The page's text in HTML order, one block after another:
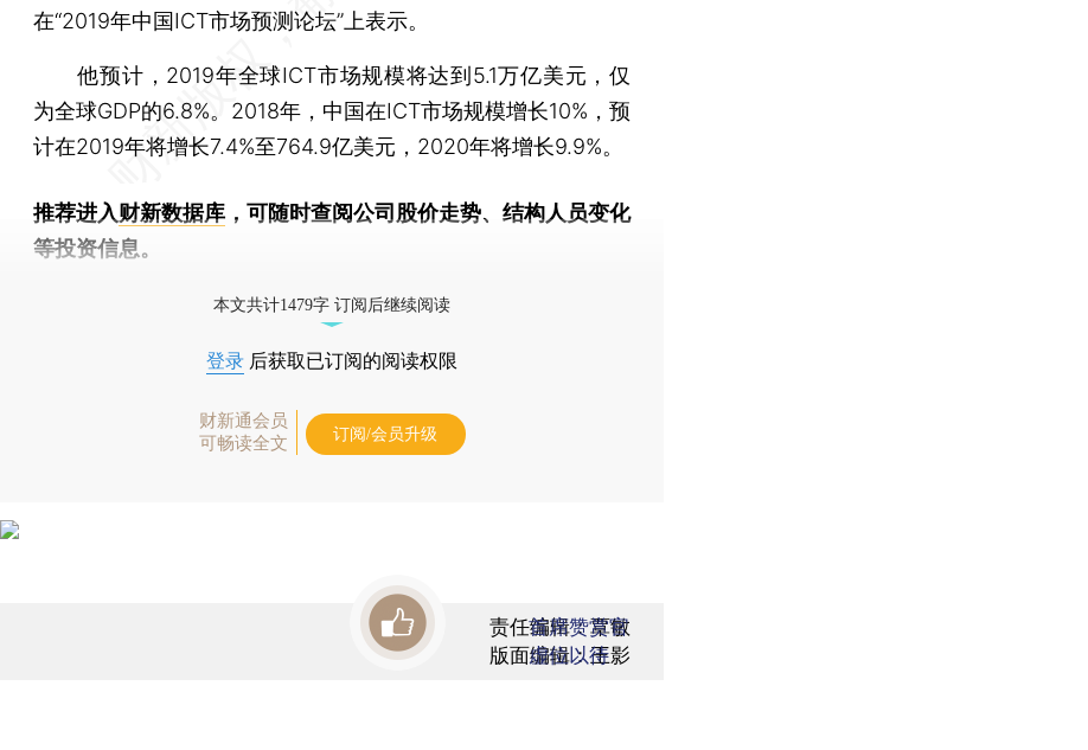
在“2019年中国ICT市场预测论坛”上表示。
他预计，2019年全球ICT市场规模将达到5.1万亿美元，仅
为全球GDP的6.8%。2018年，中国在ICT市场规模增长10%，预
计在2019年将增长7.4%至764.9亿美元，2020年将增长9.9%。
推荐进入财新数据库 ，可随时查阅公司股价走势、结构人员变化
等投资信息。
本文共计1479字 订阅后继续阅读
登录 后获取已订阅的阅读权限
财新通会员
可畅读全文
订阅/会员升级
责任编辑：覃敏
版面编辑：王影
首席赞赏官
虚位以待